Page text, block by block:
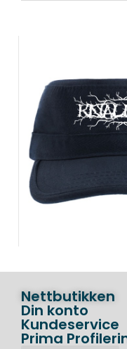
Nettbutikken
Din konto
Kundeservice
Prima